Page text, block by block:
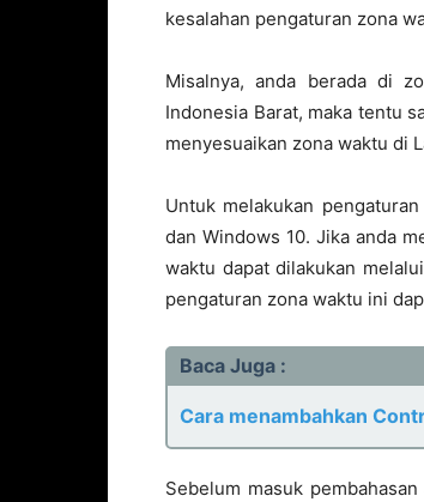
kesalahan pengaturan zona
Misalnya, anda berada di
Indonesia Barat, maka tentu
menyesuaikan zona waktu di
Untuk melakukan
dan Windows 10. Jika anda
waktu dapat dilakukan
pengaturan zona waktu ini
Baca Juga :
Cara menambahkan
Sebelum masuk